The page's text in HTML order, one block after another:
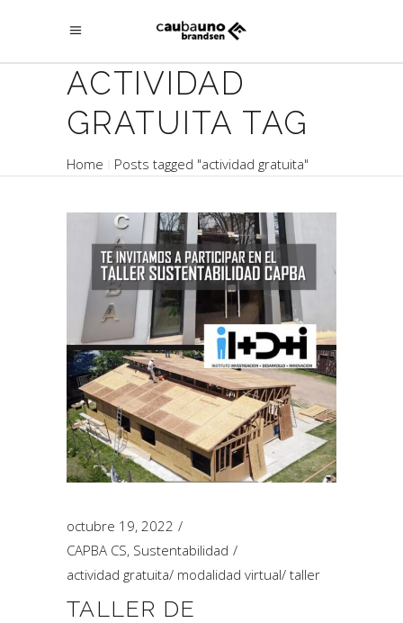
ACTIVIDAD
GRATUITA TAG
Home Posts tagged "actividad gratuita"
octubre 19, 2022
CAPBA CS, Sustentabilidad
actividad gratuita/ modalidad virtual/ taller
TALLER DE